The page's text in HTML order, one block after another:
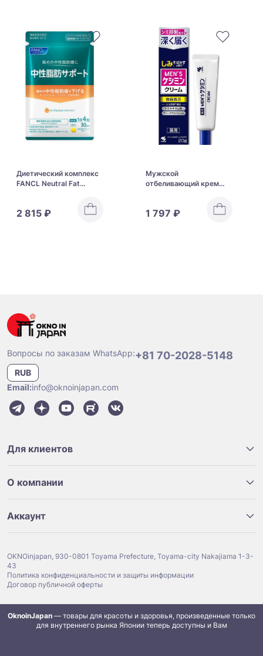
Диетический комплекс
FANCL Neutral Fat
2 815 ₽
Мужской
отбеливающий крем
Pharmaceutical Men's
Kesmin Cream
1 797 ₽
Вопросы по заказам WhatsApp:+81 70-2028-5148
RUB
Email:info@oknoinjapan.com
Для клиентов
О компании
Аккаунт
OKNOinjapan, 930-0801 Toyama Prefecture, Toyama-city Nakajiama 1-3-
43
Политика конфиденциальности и защиты информации
Договор публичной оферты
OknoinJapan — товары для красоты и здоровья, произведенные только
для внутреннего рынка Японии теперь доступны и Вам